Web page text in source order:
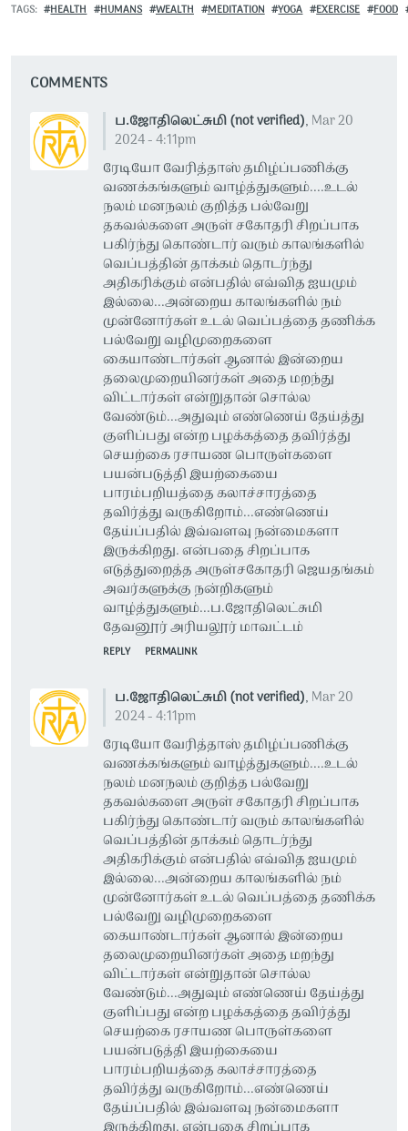
TAGS HEALTH HUMANS WEALTH MEDITATION YOGA EXERCISE FOOD
COMMENTS
ப.ஜோதிலெட்சுமி (not verified), Mar 20
2024 - 4:11pm
ரேடியோ வேரித்தாஸ் தமிழ்ப்பணிக்கு
வணக்கங்களும் வாழ்த்துகளும்....உடல்
நலம் மனநலம் குறித்த பல்வேறு
தகவல்களை அருள் சகோதரி சிறப்பாக
பகிர்ந்து கொண்டார் வரும் காலங்களில்
வெப்பத்தின் தாக்கம் தொடர்ந்து
அதிகரிக்கும் என்பதில் எவ்வித ஐயமும்
இல்லை...அன்றைய காலங்களில் நம்
முன்னோர்கள் உடல் வெப்பத்தை தணிக்க
பல்வேறு வழிமுறைகளை
கையாண்டார்கள் ஆனால் இன்றைய
தலைமுறையினர்கள் அதை மறந்து
விட்டார்கள் என்றுதான் சொல்ல
வேண்டும்...அதுவும் எண்ணெய் தேய்த்து
குளிப்பது என்ற பழக்கத்தை தவிர்த்து
செயற்கை ரசாயண பொருள்களை
பயன்படுத்தி இயற்கையை
பாரம்பறியத்தை கலாச்சாரத்தை
தவிர்த்து வருகிறோம்...எண்ணெய்
தேய்ப்பதில் இவ்வளவு நன்மைகளா
இருக்கிறது. என்பதை சிறப்பாக
எடுத்துறைத்த அருள்சகோதரி ஜெயதங்கம்
அவர்களுக்கு நன்றிகளும்
வாழ்த்துகளும்...ப.ஜோதிலெட்சுமி
தேவனூர் அரியலூர் மாவட்டம்
REPLY PERMALINK
ப.ஜோதிலெட்சுமி (not verified), Mar 20
2024 - 4:11pm
ரேடியோ வேரித்தாஸ் தமிழ்ப்பணிக்கு
வணக்கங்களும் வாழ்த்துகளும்....உடல்
நலம் மனநலம் குறித்த பல்வேறு
தகவல்களை அருள் சகோதரி சிறப்பாக
பகிர்ந்து கொண்டார் வரும் காலங்களில்
வெப்பத்தின் தாக்கம் தொடர்ந்து
அதிகரிக்கும் என்பதில் எவ்வித ஐயமும்
இல்லை...அன்றைய காலங்களில் நம்
முன்னோர்கள் உடல் வெப்பத்தை தணிக்க
பல்வேறு வழிமுறைகளை
கையாண்டார்கள் ஆனால் இன்றைய
தலைமுறையினர்கள் அதை மறந்து
விட்டார்கள் என்றுதான் சொல்ல
வேண்டும்...அதுவும் எண்ணெய் தேய்த்து
குளிப்பது என்ற பழக்கத்தை தவிர்த்து
செயற்கை ரசாயண பொருள்களை
பயன்படுத்தி இயற்கையை
பாரம்பறியத்தை கலாச்சாரத்தை
தவிர்த்து வருகிறோம்...எண்ணெய்
தேய்ப்பதில் இவ்வளவு நன்மைகளா